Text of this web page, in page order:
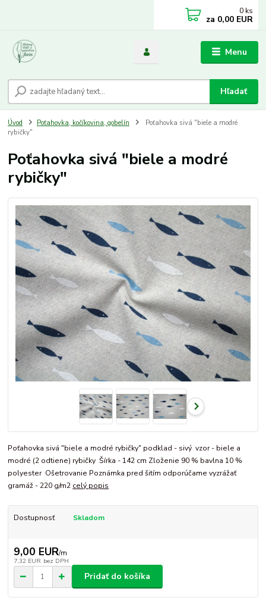
Menu
Hľadať
0 ks
za 0,00 EUR
Úvod Poťahovka, kočíkovina, gobelín
Poťahovka sivá "biele a modré
rybičky"
Poťahovka sivá "biele a modré
rybičky"
Poťahovka sivá "biele a modré rybičky" podklad - sivý vzor - biele a
modré (2 odtiene) rybičky Šírka - 142 cm Zloženie 90 % bavlna 10 %
polyester Ošetrovanie Poznámka pred šitím odporúčame vyzrážať
gramáž - 220 g/m2 celý popis
Dostupnosť Skladom
9,00 EUR/m
7,32 EUR bez DPH
Pridať do košíka